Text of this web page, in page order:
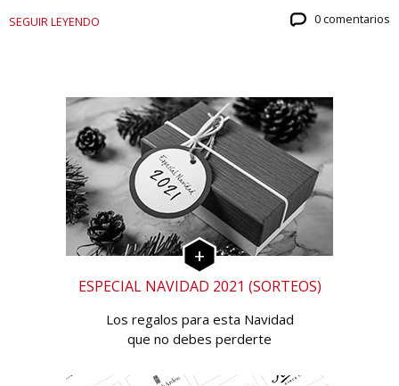
SEGUIR LEYENDO 0 comentarios
ESPECIAL NAVIDAD 2021 (SORTEOS)
Los regalos para esta Navidad
que no debes perderte